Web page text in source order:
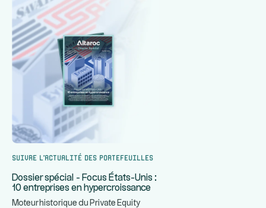
Suivre l’actualité des portefeuilles
Dossier spécial - Focus États-Unis :
10 entreprises en hypercroissance
Moteur historique du Private Equity